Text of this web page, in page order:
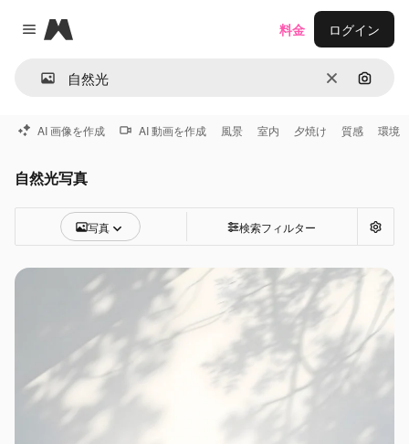
Close menu
Magnific
消去 画像で
料金 ログイン
AI 画像を作成 AI 動画を作成 風景 室内 夕焼け 質感 環境
自然光写真
写真 検索フィルター